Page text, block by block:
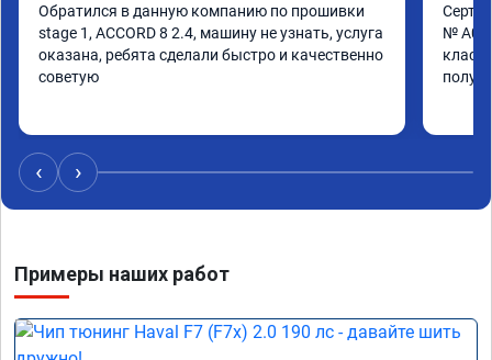
Обратился в данную компанию по прошивки
stage 1, ACCORD 8 2.4, машину не узнать, услуга
оказана, ребята сделали быстро и качественно
советую
№
‹ ›
Примеры наших работ